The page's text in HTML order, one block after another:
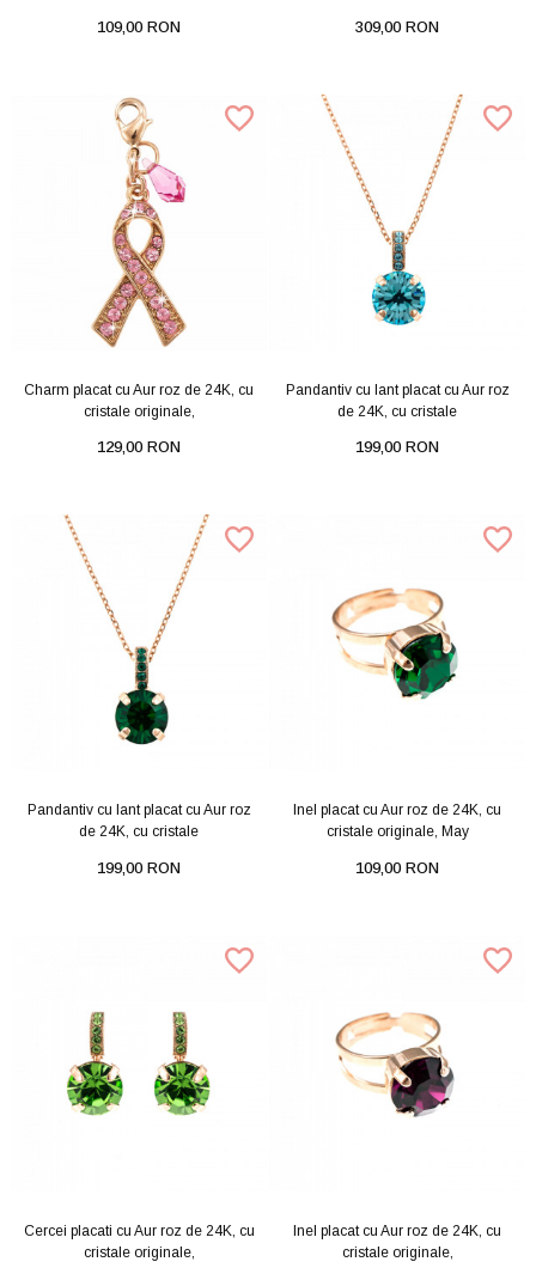
109,00 RON 309,00 RON
Charm placat cu Aur roz de 24K, cu
cristale originale,
129,00 RON
Pandantiv cu lant placat cu Aur roz
de 24K, cu cristale
199,00 RON
Pandantiv cu lant placat cu Aur roz
de 24K, cu cristale
199,00 RON
Inel placat cu Aur roz de 24K, cu
cristale originale, May
109,00 RON
Cercei placati cu Aur roz de 24K, cu
cristale originale,
Inel placat cu Aur roz de 24K, cu
cristale originale,